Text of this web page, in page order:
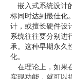
嵌入式系统设计
标同时达到最佳化
计，或擅长硬件设
系统往往要分别进
承。这种早期永久
化。
在理论上，如果
实现功能，就可以